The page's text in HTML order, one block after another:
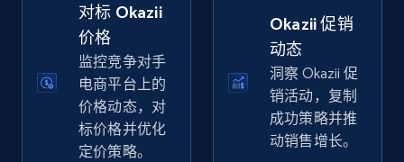
Specifications, Image urls, Top reviews, and
more.
5.6K+ 878+ 立即开始
对标 Okazii
价格
监控竞争对手
电商平台上的
价格动态，对
标价格并优化
定价策略。
Okazii 促销
动态
洞察 Okazii 促
销活动，复制
成功策略并推
动销售增长。